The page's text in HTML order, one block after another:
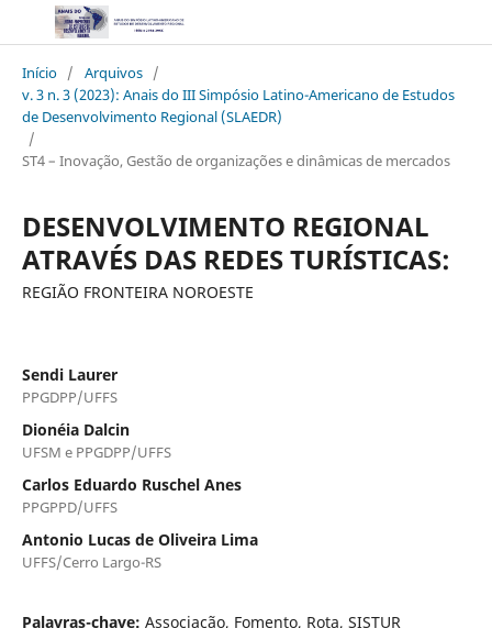
Início / Arquivos /
v. 3 n. 3 (2023): Anais do III Simpósio Latino-Americano de Estudos
de Desenvolvimento Regional (SLAEDR)
/
ST4 – Inovação, Gestão de organizações e dinâmicas de mercados
DESENVOLVIMENTO REGIONAL
ATRAVÉS DAS REDES TURÍSTICAS:
REGIÃO FRONTEIRA NOROESTE
Sendi Laurer
PPGDPP/UFFS
Dionéia Dalcin
UFSM e PPGDPP/UFFS
Carlos Eduardo Ruschel Anes
PPGPPD/UFFS
Antonio Lucas de Oliveira Lima
UFFS/Cerro Largo-RS
Palavras-chave: Associação, Fomento, Rota, SISTUR